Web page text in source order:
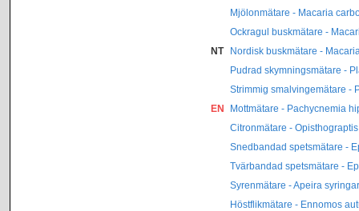
Mjölonmätare - Macaria
Ockragul buskmätare -
NT
Nordisk buskmätare -
Pudrad skymningsmätare -
Strimmig smalvingemätare -
EN
Mottmätare - Pachycnemia
Citronmätare -
Snedbandad spetsmätare -
Tvärbandad spetsmätare -
Syrenmätare - Apeira
Höstflikmätare - Ennomos